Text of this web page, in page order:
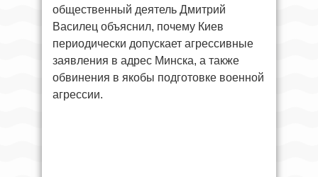
общественный деятель Дмитрий
Василец объяснил, почему Киев
периодически допускает агрессивные
заявления в адрес Минска, а также
обвинения в якобы подготовке военной
агрессии.